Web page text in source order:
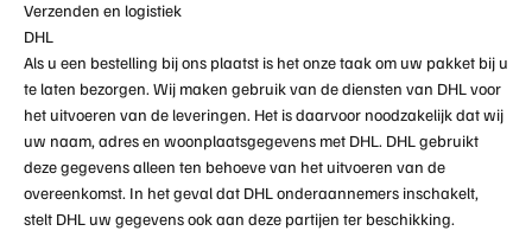
Verzenden en logistiek
DHL
Als u een bestelling bij ons plaatst is het onze taak om uw pakket bij u
te laten bezorgen. Wij maken gebruik van de diensten van DHL voor
het uitvoeren van de leveringen. Het is daarvoor noodzakelijk dat wij
uw naam, adres en woonplaatsgegevens met DHL . DHL gebruikt
deze gegevens alleen ten behoeve van het uitvoeren van de
overeenkomst. In het geval dat DHL onderaannemers inschakelt,
stelt DHL uw gegevens ook aan deze partijen ter beschikking.